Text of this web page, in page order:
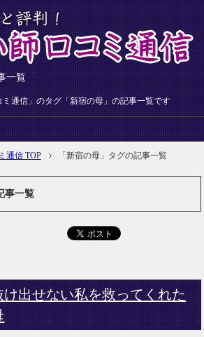
一覧
通信」のタグ「新宿の母」の記事一覧です
通信 TOP 「新宿の母」タグの記事一覧
事一覧
出せない私を救ってくれた